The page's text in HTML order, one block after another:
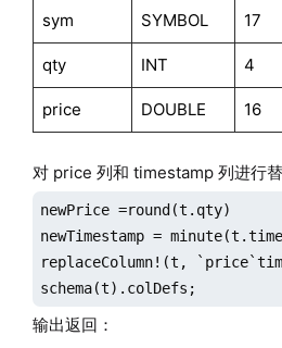
sym SYMBOL 17
qty INT 4
price DOUBLE 16
对 price 列和 timestamp 列进行替
newPrice =round(t.qty)
newTimestamp =
replaceColumn!(t,
schema(t).colDefs;
输出返回：